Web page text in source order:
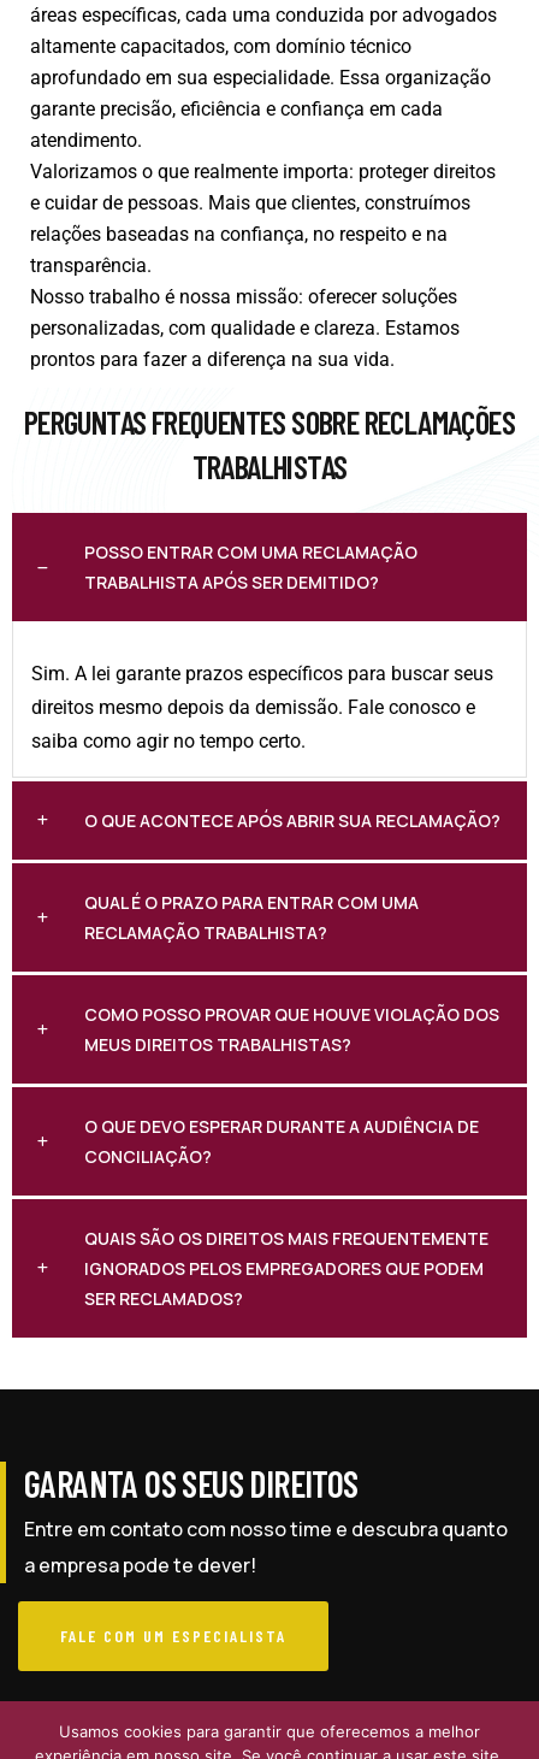
áreas específicas, cada uma conduzida por advogados
altamente capacitados, com domínio técnico
aprofundado em sua especialidade. Essa organização
garante precisão, eficiência e confiança em cada
atendimento.
Valorizamos o que realmente importa: proteger direitos
e cuidar de pessoas. Mais que clientes, construímos
relações baseadas na confiança, no respeito e na
transparência.
Nosso trabalho é nossa missão: oferecer soluções
personalizadas, com qualidade e clareza. Estamos
prontos para fazer a diferença na sua vida.
PERGUNTAS FREQUENTES SOBRE RECLAMAÇÕES
TRABALHISTAS
POSSO ENTRAR COM UMA RECLAMAÇÃO
TRABALHISTA APÓS SER DEMITIDO?
Sim. A lei garante prazos específicos para buscar seus
direitos mesmo depois da demissão. Fale conosco e
saiba como agir no tempo certo.
O QUE ACONTECE APÓS ABRIR SUA RECLAMAÇÃO?
QUAL É O PRAZO PARA ENTRAR COM UMA
RECLAMAÇÃO TRABALHISTA?
COMO POSSO PROVAR QUE HOUVE VIOLAÇÃO DOS
MEUS DIREITOS TRABALHISTAS?
O QUE DEVO ESPERAR DURANTE A AUDIÊNCIA DE
CONCILIAÇÃO?
QUAIS SÃO OS DIREITOS MAIS FREQUENTEMENTE
IGNORADOS PELOS EMPREGADORES QUE PODEM
SER RECLAMADOS?
GARANTA OS SEUS DIREITOS
Entre em contato com nosso time e descubra quanto
a empresa pode te dever!
FALE COM UM ESPECIALISTA
Usamos cookies para garantir que oferecemos a melhor